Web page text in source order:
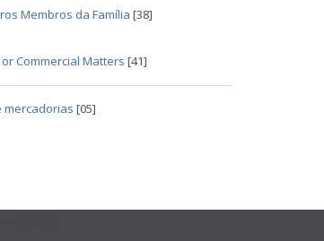
Membros da Família [38]
Commercial Matters [41]
mercadorias [05]